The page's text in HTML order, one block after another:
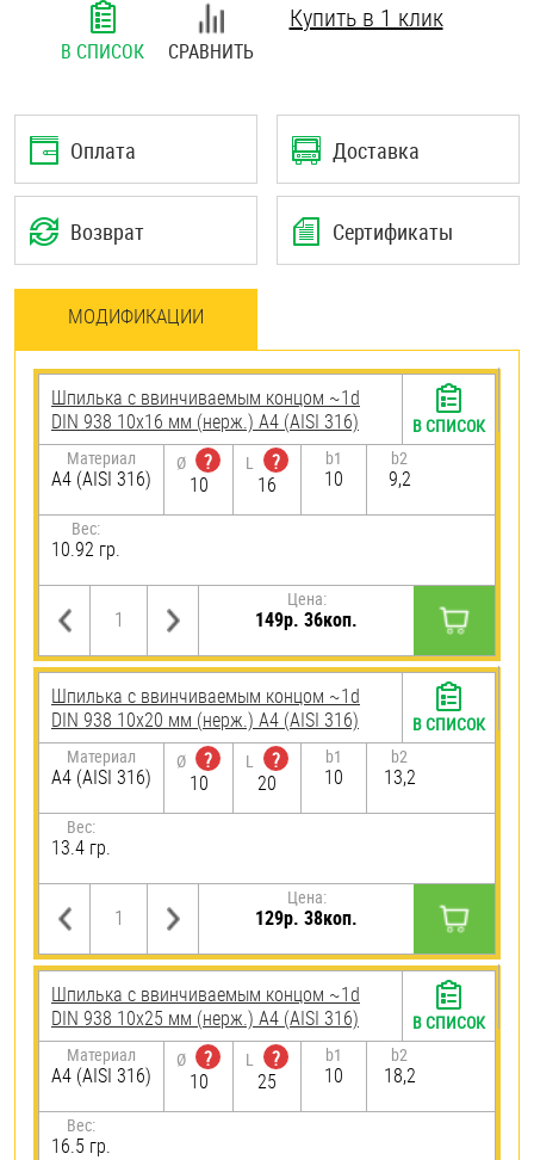
В СПИСОК СРАВНИТЬ
Купить в 1 клик
Оплата Доставка
Возврат Сертификаты
МОДИФИКАЦИИ
Шпилька c ввинчиваемым концом ~1d
DIN 938 10х16 мм (нерж.) A4 (AISI 316)
Материал
A4 (AISI 316)
Ø
?
10
L
?
16
b1
10
b2
9,2
Вес:
10.92 гр.
Цена:
149р. 36коп.
В СПИСОК
Шпилька c ввинчиваемым концом ~1d
DIN 938 10х20 мм (нерж.) A4 (AISI 316)
Материал
A4 (AISI 316)
Ø
?
10
L
?
20
b1
10
b2
13,2
Вес:
13.4 гр.
Цена:
129р. 38коп.
В СПИСОК
Шпилька c ввинчиваемым концом ~1d
DIN 938 10х25 мм (нерж.) A4 (AISI 316)
Материал
A4 (AISI 316)
Ø
?
10
L
?
25
b1
10
b2
18,2
Вес:
16.5 гр.
В СПИСОК